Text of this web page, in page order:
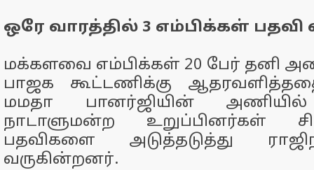
ஒரே வாரத்தில் 3 எம்பிக்கள் பதவி
மக்களவை எம்பிக்கள் 20 பேர் தனி
பாஜக கூட்டணிக்கு
மமதா பானர்ஜியின் அணியில்
நாடாளுமன்ற உறுப்பினர்கள்
பதவிகளை அடுத்தடுத்து
வருகின்றனர்.